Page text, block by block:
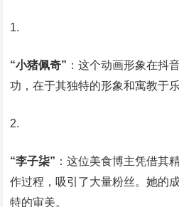
“小猪佩奇” ：这个动画形象在抖
功，在于其独特的形象和寓教于乐
“李子柒” ：这位美食博主凭借其
作过程，吸引了大量粉丝。她的
特的审美。